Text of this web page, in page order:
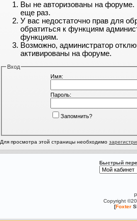
Вы не авторизованы на форуме.
еще раз.
У вас недостаточно прав для
обратиться к функциям
функциям.
Возможно, администратор
активированы на форуме.
Вход
Имя:
Пароль:
Запомнить?
Для просмотра этой страницы необходимо
Быстрый
Copyright
[Foxter